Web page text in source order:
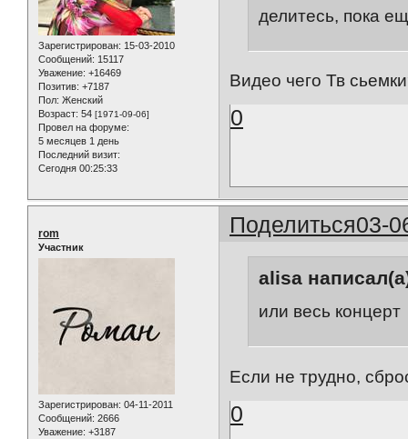
Зарегистрирован: 15-03-2010
Сообщений: 15117
Уважение: +16469
Позитив: +7187
Пол: Женский
Возраст: 54 [1971-09-06]
Провел на форуме:
5 месяцев 1 день
Последний визит:
Сегодня 00:25:33
делитесь, пока
Видео чего Тв
0
Поделиться03-
rom
Участник
Зарегистрирован: 04-11-2011
Сообщений: 2666
Уважение: +3187
alisa
или весь
Если не трудно,
0